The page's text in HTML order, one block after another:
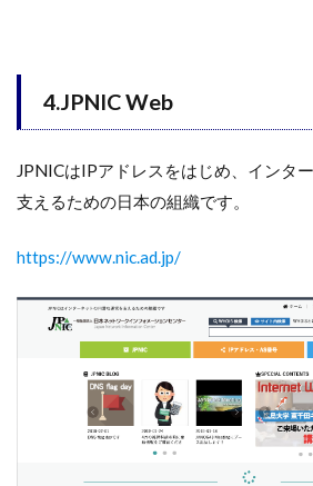
4.JPNIC Web
JPNICはIPアドレスをはじめ、インタ
支えるための日本の組織です。
https://www.nic.ad.jp/